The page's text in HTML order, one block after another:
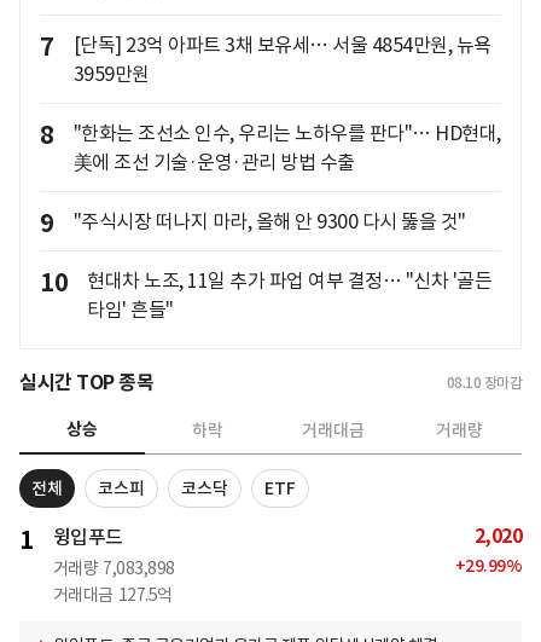
7
[단독] 23억 아파트 3채 보유세… 서울 4854만원, 뉴욕
3959만원
8
"한화는 조선소 인수, 우리는 노하우를 판다"… HD현대,
美에 조선 기술·운영·관리 방법 수출
9 "주식시장 떠나지 마라, 올해 안 9300 다시 뚫을 것"
10
현대차 노조, 11일 추가 파업 여부 결정… "신차 '골든
타임' 흔들"
실시간 TOP 종목 08.10 장마감
상승 하락 거래대금 거래량
전체 코스피 코스닥 ETF
1 윙입푸드
거래량 7,083,898
거래대금 127.5억
2,020
+29.99%